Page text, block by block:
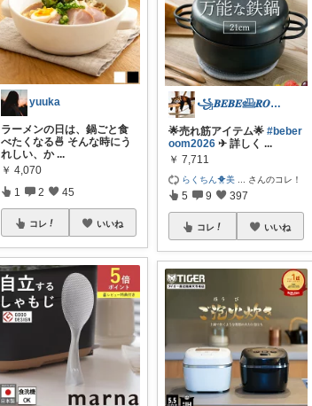
yuuka
ラーメンの日は、鍋ごと食
べたくなる🍜 そんな時にう
れしい、か ...
￥ 4,070
1 2 45
コレ いいね
꧁𝑩𝑬𝑩𝑬𓊝𝑹𝑶𝑶𝑴꧂
🌟売れ筋アイテム🌟#beber
oom2026 ✈︎ 詳しく ...
￥ 7,711
らくちん🐥美 さんのコレ！
5 9 397
コレ いいね